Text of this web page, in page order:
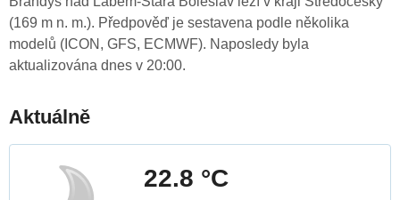
(169 m n. m.). Předpověď je sestavena podle několika
modelů (ICON, GFS, ECMWF). Naposledy byla
aktualizována dnes v 20:00.
Aktuálně
22.8 °C